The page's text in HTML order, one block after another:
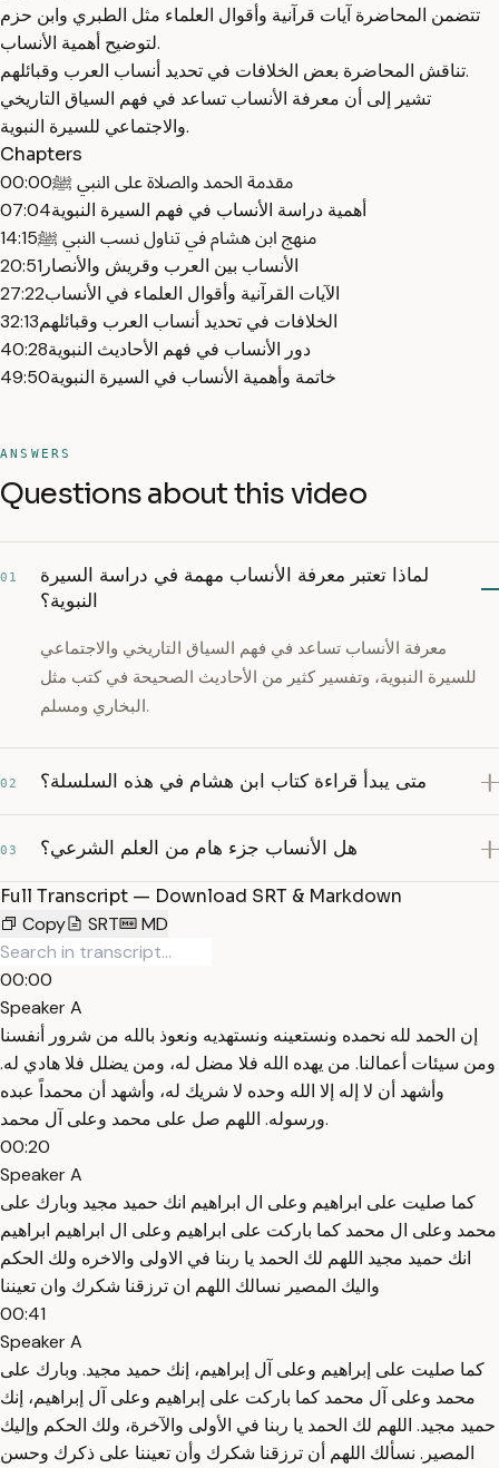
تتضمن المحاضرة آيات قرآنية وأقوال العلماء مثل الطبري وابن حزم
لتوضيح أهمية الأنساب.
تناقش المحاضرة بعض الخلافات في تحديد أنساب العرب وقبائلهم.
تشير إلى أن معرفة الأنساب تساعد في فهم السياق التاريخي
والاجتماعي للسيرة النبوية.
Chapters
00:00مقدمة الحمد والصلاة على النبي ﷺ
07:04أهمية دراسة الأنساب في فهم السيرة النبوية
14:15منهج ابن هشام في تناول نسب النبي ﷺ
20:51 الأنساب بين العرب وقريش والأنصار
27:22الآيات القرآنية وأقوال العلماء في الأنساب
32:13الخلافات في تحديد أنساب العرب وقبائلهم
40:28دور الأنساب في فهم الأحاديث النبوية
49:50خاتمة وأهمية الأنساب في السيرة النبوية
ANSWERS
Questions about this video
01
لماذا تعتبر معرفة الأنساب مهمة في دراسة السيرة
النبوية؟
معرفة الأنساب تساعد في فهم السياق التاريخي والاجتماعي
للسيرة النبوية، وتفسير كثير من الأحاديث الصحيحة في كتب مثل
البخاري ومسلم.
02 متى يبدأ قراءة كتاب ابن هشام في هذه السلسلة؟
03 هل الأنساب جزء هام من العلم الشرعي؟
Full Transcript — Download SRT & Markdown
Copy
SRT MD
00:00
Speaker A
إن الحمد لله نحمده ونستعينه ونستهديه ونعوذ بالله من شرور أنفسنا
ومن سيئات أعمالنا. من يهده الله فلا مضل له، ومن يضلل فلا هادي له.
وأشهد أن لا إله إلا الله وحده لا شريك له، وأشهد أن محمداً عبده
ورسوله. اللهم صل على محمد وعلى آل محمد.
00:20
Speaker A
كما صليت على ابراهيم وعلى ال ابراهيم انك حميد مجيد وبارك على
محمد وعلى ال محمد كما باركت على ابراهيم وعلى ال ابراهيم ابراهيم
انك حميد مجيد اللهم لك الحمد يا ربنا في الاولى والاخره ولك الحكم
واليك المصير نسالك اللهم ان ترزقنا شكرك وان تعيننا
00:41
Speaker A
كما صليت على إبراهيم وعلى آل إبراهيم، إنك حميد مجيد. وبارك على
محمد وعلى آل محمد كما باركت على إبراهيم وعلى آل إبراهيم، إنك
حميد مجيد. اللهم لك الحمد يا ربنا في الأولى والآخرة، ولك الحكم وإليك
المصير. نسألك اللهم أن ترزقنا شكرك وأن تعيننا على ذكرك وحسن